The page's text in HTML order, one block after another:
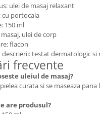
ulei de masaj relaxant
cu portocala
150 ml
ulei de corp
flacon
testat dermatologic si
frecvente
uleiul de masaj?
curata si se maseaza
are produsul?